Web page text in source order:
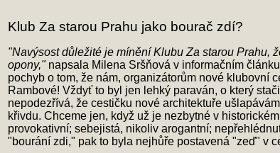
Klub Za starou Prahu jako bourač zdí?
"Navýsost důležité je mínění Klubu Za starou Prahu,
opony,"napsala Milena Sršňová v informačním
pochyb o tom, že nám, organizátorům nové klubovní
Rambové! Vždyť to byl jen lehký paraván, o který
nepodezřívá, že cestičku nové architektuře
křivdu. Chceme jen, když už je nezbytné v
provokativní; sebejistá, nikoliv arogantní;
"bourání zdi," pak to byla nejhůře postavená "zeď" v